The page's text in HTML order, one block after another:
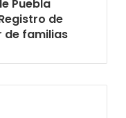
Puebla
de
de familias